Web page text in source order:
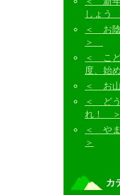
しょう
＜ お
＞
＜ こど
度、始
＜ お
＜ ど
れ！ ＞
＜ や
＞
カ